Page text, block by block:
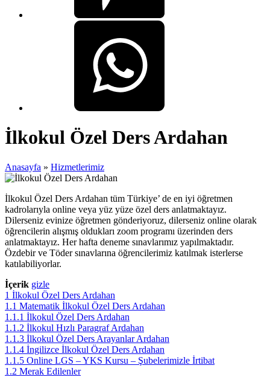
İlkokul Özel Ders Ardahan
Anasayfa » Hizmetlerimiz
İlkokul Özel Ders Ardahan tüm Türkiye’ de en iyi öğretmen
kadrolarıyla online veya yüz yüze özel ders anlatmaktayız.
Dilerseniz evinize öğretmen gönderiyoruz, dilerseniz online olarak
öğrencilerin alışmış oldukları zoom programı üzerinden ders
anlatmaktayız. Her hafta deneme sınavlarımız yapılmaktadır.
Özdebir ve Töder sınavlarına öğrencilerimiz katılmak isterlerse
katılabiliyorlar.
İçerik gizle
1 İlkokul Özel Ders Ardahan
1.1 Matematik İlkokul Özel Ders Ardahan
1.1.1 İlkokul Özel Ders Ardahan
1.1.2 İlkokul Hızlı Paragraf Ardahan
1.1.3 İlkokul Özel Ders Arayanlar Ardahan
1.1.4 İngilizce İlkokul Özel Ders Ardahan
1.1.5 Online LGS – YKS Kursu – Şubelerimizle İrtibat
1.2 Merak Edilenler